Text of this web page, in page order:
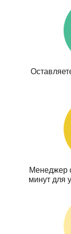
Менеджер
минут для